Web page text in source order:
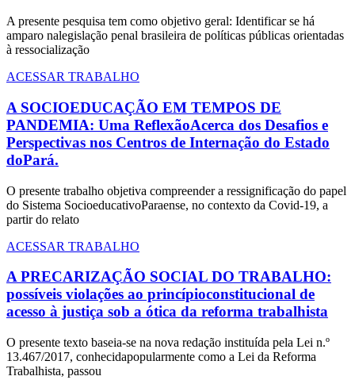
A presente pesquisa tem como objetivo geral: Identificar se há
amparo nalegislação penal brasileira de políticas públicas orientadas
à ressocialização
ACESSAR TRABALHO
A SOCIOEDUCAÇÃO EM TEMPOS DE
PANDEMIA: Uma ReflexãoAcerca dos Desafios e
Perspectivas nos Centros de Internação do Estado
doPará.
O presente trabalho objetiva compreender a ressignificação do papel
do Sistema SocioeducativoParaense, no contexto da Covid-19, a
partir do relato
ACESSAR TRABALHO
A PRECARIZAÇÃO SOCIAL DO TRABALHO:
possíveis violações ao princípioconstitucional de
acesso à justiça sob a ótica da reforma trabalhista
O presente texto baseia-se na nova redação instituída pela Lei n.º
13.467/2017, conhecidapopularmente como a Lei da Reforma
Trabalhista, passou